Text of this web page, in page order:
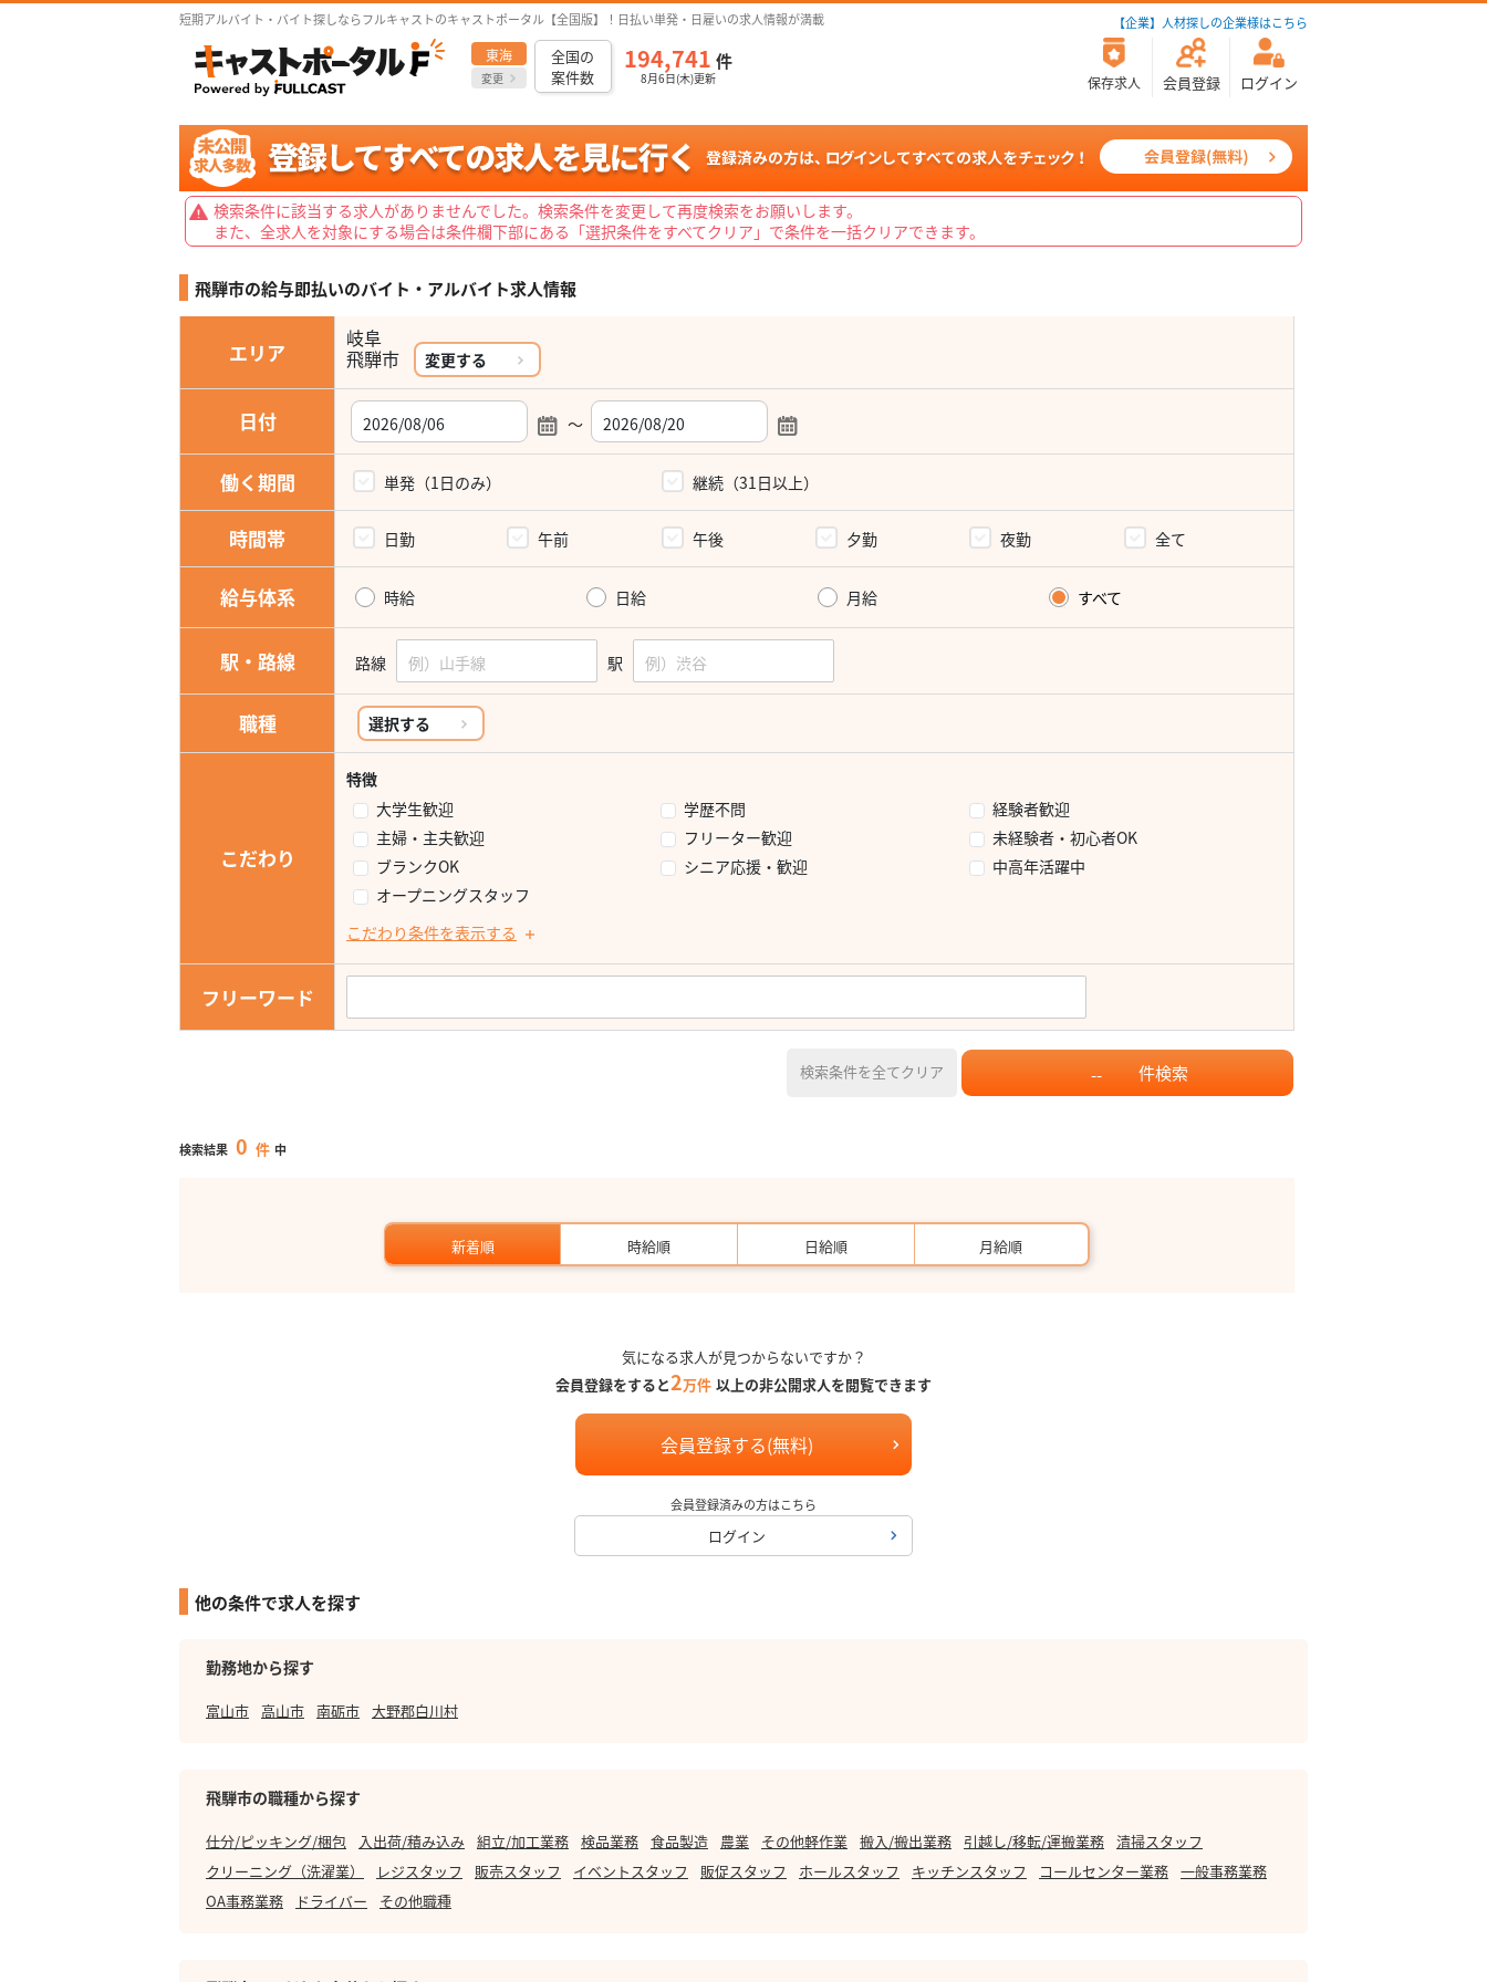
短期アルバイト・バイト探しならフルキャストのキャストポータル【全国版】！日払い単発・日雇いの求人情報が満載 【企業】人材探しの企業様はこちら
東海
変更
全国の
案件数
194,741 件
8月6日(木)更新 保存求人 会員登録 ログイン
検索条件に該当する求人がありませんでした。検索条件を変更して再度検索をお願いします。
また、全求人を対象にする場合は条件欄下部にある「選択条件をすべてクリア」で条件を一括クリアできます。
飛騨市の給与即払いのバイト・アルバイト求人情報
エリア
岐阜
飛騨市 変更する
日付 ～
働く期間 単発（1日のみ） 継続（31日以上）
時間帯 日勤 午前 午後 夕勤 夜勤 全て
給与体系 時給 日給 月給 すべて
駅・路線 路線 駅
職種 選択する
こだわり
特徴
大学生歓迎
学歴不問
経験者歓迎
主婦・主夫歓迎
フリーター歓迎
未経験者・初心者OK
ブランクOK
シニア応援・歓迎
中高年活躍中
オープニングスタッフ
こだわり条件を表示する
フリーワード
検索条件を全てクリア -- 件検索
検索結果 0 件 中
新着順 時給順 日給順 月給順
気になる求人が見つからないですか？
会員登録をすると2万件 以上の非公開求人を閲覧できます
会員登録する(無料)
会員登録済みの方はこちら
ログイン
他の条件で求人を探す
勤務地から探す
富山市 高山市 南砺市 大野郡白川村
飛騨市の職種から探す
仕分/ピッキング/梱包 入出荷/積み込み 組立/加工業務 検品業務 食品製造 農業 その他軽作業 搬入/搬出業務 引越し/移転/運搬業務 清掃スタッフ
クリーニング（洗濯業）
レジスタッフ 販売スタッフ イベントスタッフ 販促スタッフ ホールスタッフ キッチンスタッフ コールセンター業務 一般事務業務
OA事務業務
ドライバー その他職種